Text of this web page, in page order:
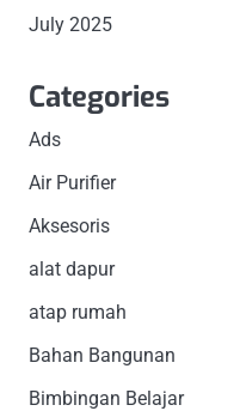
July 2025
Categories
Ads
Air Purifier
Aksesoris
alat dapur
atap rumah
Bahan Bangunan
Bimbingan Belajar